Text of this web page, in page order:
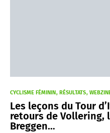
CYCLISME FÉMININ RÉSULTATS
Les leçons du Tour
retours de Vollering,
Breggen…